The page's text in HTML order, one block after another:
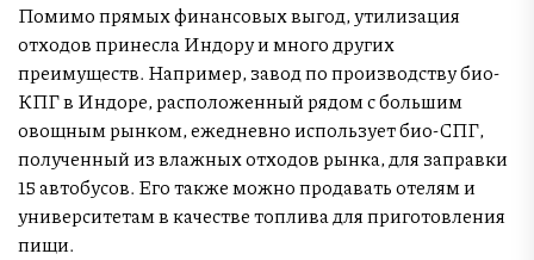
Помимо прямых финансовых выгод, утилизация
отходов принесла Индору и много других
преимуществ. Например, завод по производству био-
КПГ в Индоре, расположенный рядом с большим
овощным рынком, ежедневно использует био-СПГ,
полученный из влажных отходов рынка, для заправки
15 автобусов. Его также можно продавать отелям и
университетам в качестве топлива для приготовления
пищи.